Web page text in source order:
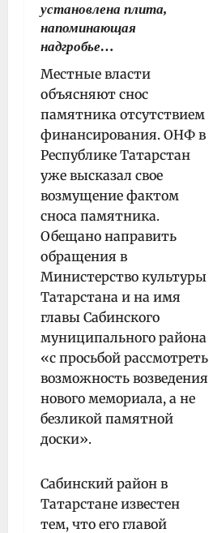
установлена плита,
напоминающая
надгробье…
Местные власти
объясняют снос
памятника отсутствием
финансирования. ОНФ в
Республике Татарстан
уже высказал свое
возмущение фактом
сноса памятника.
Обещано направить
обращения в
Министерство культуры
Татарстана и на имя
главы Сабинского
муниципального района
«с просьбой рассмотреть
возможность возведения
нового мемориала, а не
безликой памятной
доски».
Сабинский район в
Татарстане известен
тем, что его главой